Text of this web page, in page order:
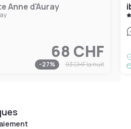
Anne d'Auray
68 CHF
-27% 93 CHFla nuit